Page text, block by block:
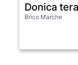
Donica
Brico Marche